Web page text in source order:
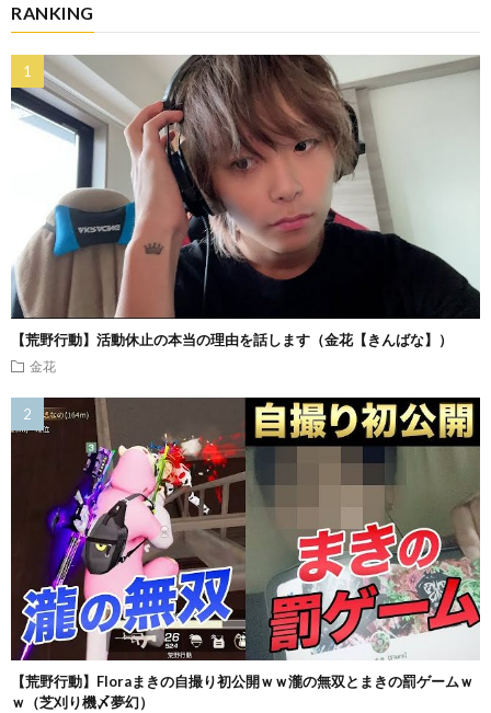
RANKING
【荒野行動】活動休止の本当の理由を話します（金花【きんばな】）
金花
【荒野行動】Floraまきの自撮り初公開ｗｗ瀧の無双とまきの罰ゲームｗ
ｗ（芝刈り機〆夢幻）